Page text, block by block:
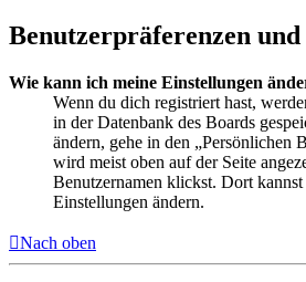
Benutzerpräferenzen
Wie kann ich meine Einstellungen
Wenn du dich registriert hast,
in der Datenbank des Boards
ändern, gehe in den „Persönlichen
wird meist oben auf der Seite
Benutzernamen klickst. Dort
Einstellungen ändern.
Nach oben